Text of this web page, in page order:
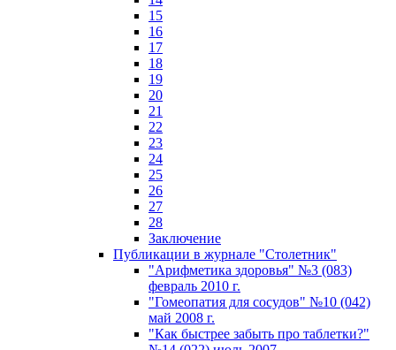
15
16
17
18
19
20
21
22
23
24
25
26
27
28
Заключение
Публикации в журнале "Столетник"
"Арифметика здоровья" №3 (083)
февраль 2010 г.
"Гомеопатия для сосудов" №10 (042)
май 2008 г.
"Как быстрее забыть про таблетки?"